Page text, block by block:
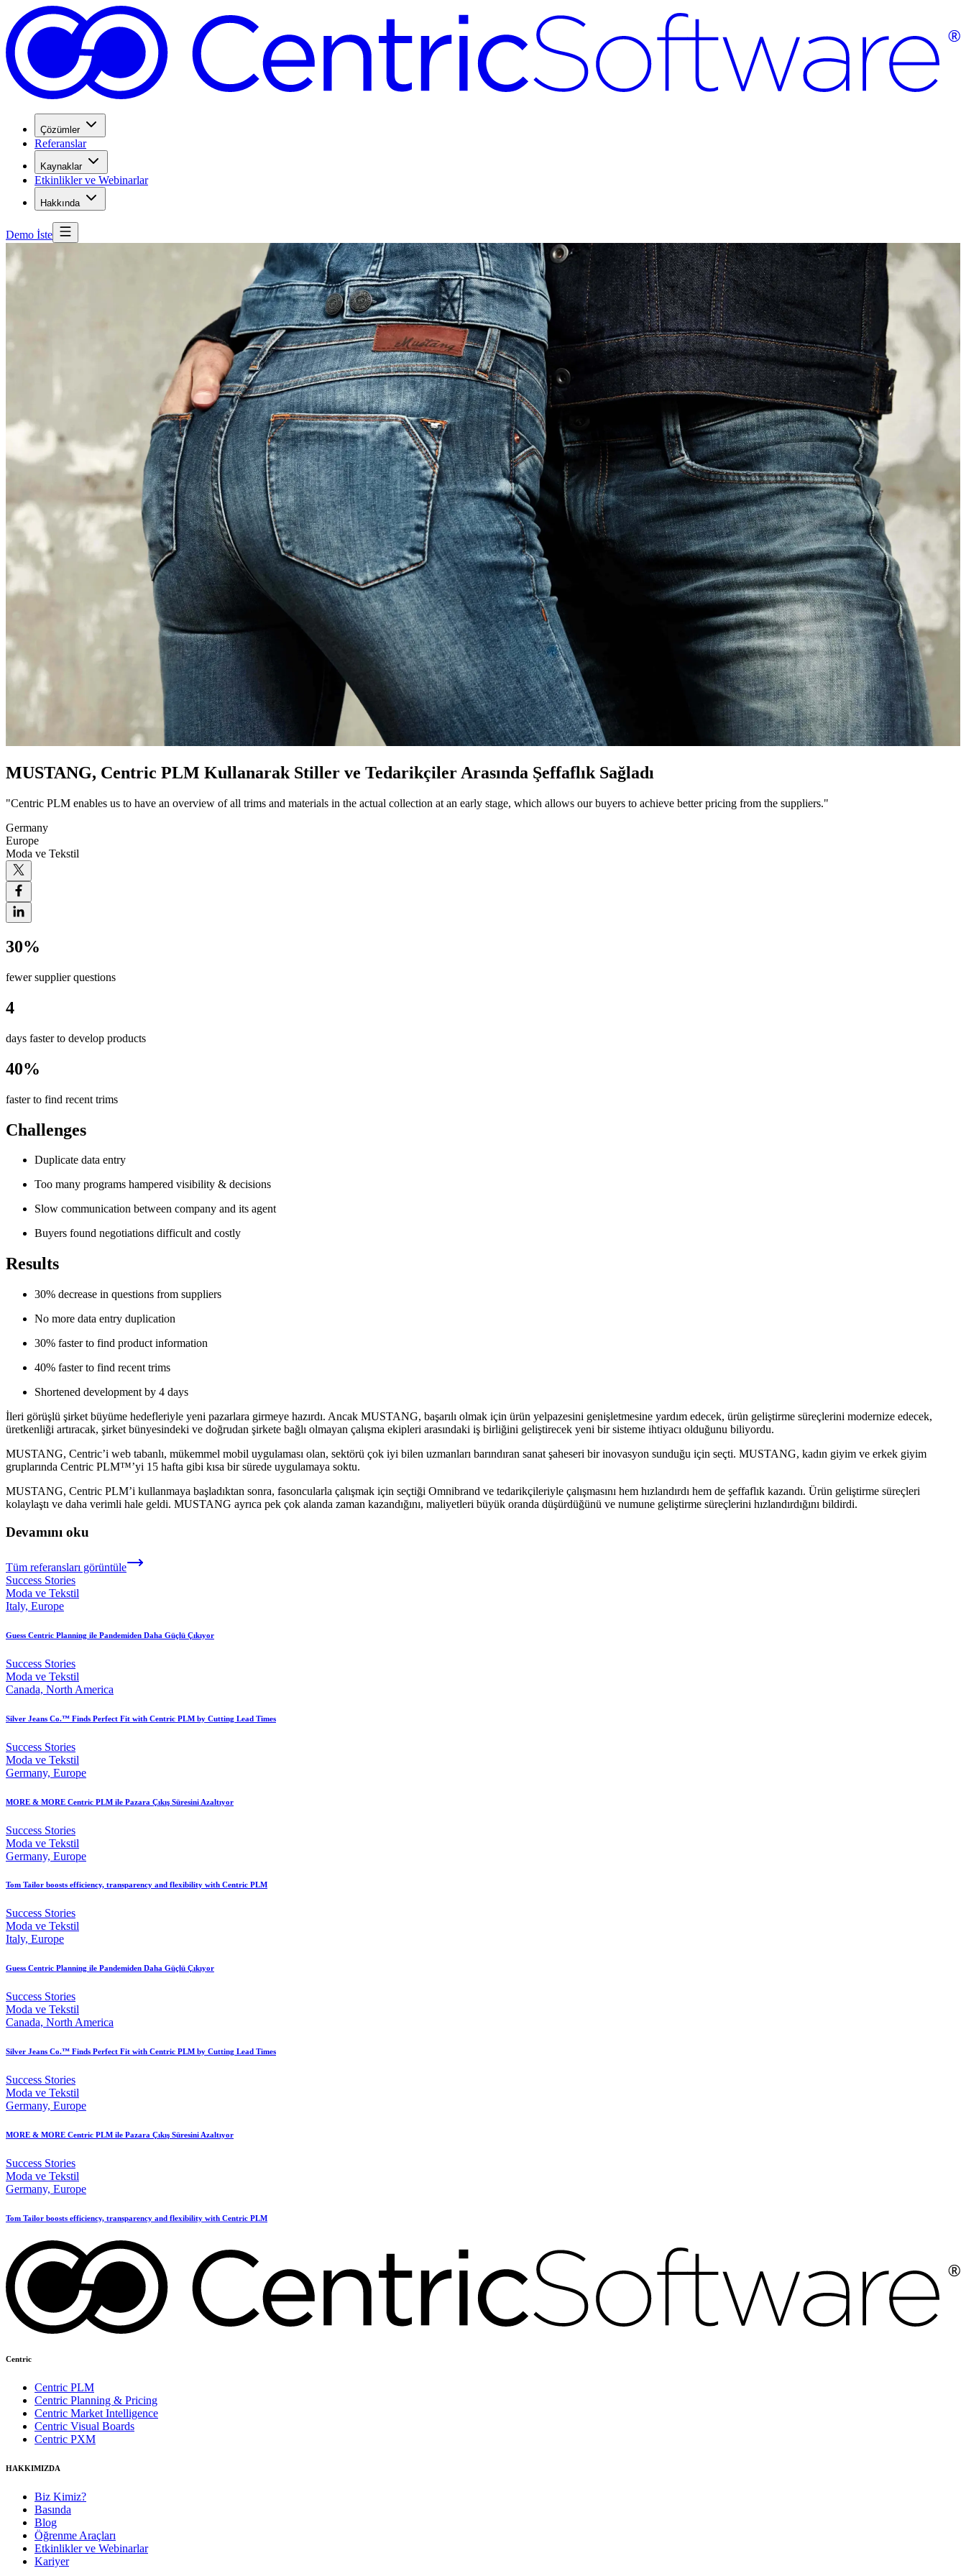
Çözümler
Referanslar
Kaynaklar
Etkinlikler ve Webinarlar
Hakkında
Demo İste
MUSTANG, Centric PLM Kullanarak Stiller ve Tedarikçiler Arasında Şeffaflık Sağladı
"Centric PLM enables us to have an overview of all trims and materials in the actual collection at an early stage, which allows our buyers to achieve better pricing from the suppliers."
Germany
Europe
Moda ve Tekstil
30%
fewer supplier questions
4
days faster to develop products
40%
faster to find recent trims
Challenges
Duplicate data entry
Too many programs hampered visibility & decisions
Slow communication between company and its agent
Buyers found negotiations difficult and costly
Results
30% decrease in questions from suppliers
No more data entry duplication
30% faster to find product information
40% faster to find recent trims
Shortened development by 4 days
İleri görüşlü şirket büyüme hedefleriyle yeni pazarlara girmeye hazırdı. Ancak MUSTANG, başarılı olmak için ürün yelpazesini genişletmesine yardım edecek, ürün geliştirme süreçlerini modernize edecek,
üretkenliği artıracak, şirket bünyesindeki ve doğrudan şirkete bağlı olmayan çalışma ekipleri arasındaki iş birliğini geliştirecek yeni bir sisteme ihtiyacı olduğunu biliyordu.
MUSTANG, Centric’i web tabanlı, mükemmel mobil uygulaması olan, sektörü çok iyi bilen uzmanları barındıran sanat şaheseri bir inovasyon sunduğu için seçti. MUSTANG, kadın giyim ve erkek giyim
gruplarında Centric PLM™’yi 15 hafta gibi kısa bir sürede uygulamaya soktu.
MUSTANG, Centric PLM’i kullanmaya başladıktan sonra, fasoncularla çalışmak için seçtiği Omnibrand ve tedarikçileriyle çalışmasını hem hızlandırdı hem de şeffaflık kazandı. Ürün geliştirme süreçleri
kolaylaştı ve daha verimli hale geldi. MUSTANG ayrıca pek çok alanda zaman kazandığını, maliyetleri büyük oranda düşürdüğünü ve numune geliştirme süreçlerini hızlandırdığını bildirdi.
Devamını oku
Tüm referansları görüntüle
Success Stories
Moda ve Tekstil
Italy, Europe
Guess Centric Planning ile Pandemiden Daha Güçlü Çıkıyor
Success Stories
Moda ve Tekstil
Canada, North America
Silver Jeans Co.™ Finds Perfect Fit with Centric PLM by Cutting Lead Times
Success Stories
Moda ve Tekstil
Germany, Europe
MORE & MORE Centric PLM ile Pazara Çıkış Süresini Azaltıyor
Success Stories
Moda ve Tekstil
Germany, Europe
Tom Tailor boosts efficiency, transparency and flexibility with Centric PLM
Success Stories
Moda ve Tekstil
Italy, Europe
Guess Centric Planning ile Pandemiden Daha Güçlü Çıkıyor
Success Stories
Moda ve Tekstil
Canada, North America
Silver Jeans Co.™ Finds Perfect Fit with Centric PLM by Cutting Lead Times
Success Stories
Moda ve Tekstil
Germany, Europe
MORE & MORE Centric PLM ile Pazara Çıkış Süresini Azaltıyor
Success Stories
Moda ve Tekstil
Germany, Europe
Tom Tailor boosts efficiency, transparency and flexibility with Centric PLM
Centric
Centric PLM
Centric Planning & Pricing
Centric Market Intelligence
Centric Visual Boards
Centric PXM
HAKKIMIZDA
Biz Kimiz?
Basında
Blog
Öğrenme Araçları
Etkinlikler ve Webinarlar
Kariyer